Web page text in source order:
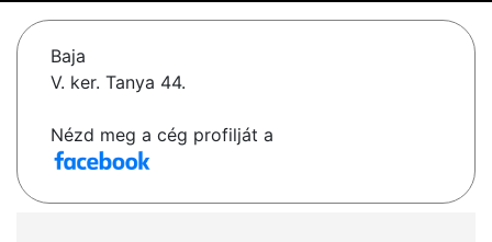
Baja
V. ker. Tanya 44.
Nézd meg a cég profilját a